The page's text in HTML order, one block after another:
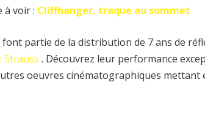
à voir : Cliffhanger, traque au sommet
partie de la distribution de 7 ans de
Strauss . Découvrez leur performance
oeuvres cinématographiques mettant